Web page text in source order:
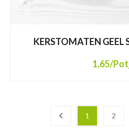
KERSTOMATEN GEEL
1,65/
1 2